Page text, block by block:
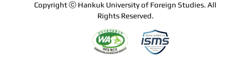
Copyright ⓒ Hankuk University of Foreign Studies. All
Rights Reserved.